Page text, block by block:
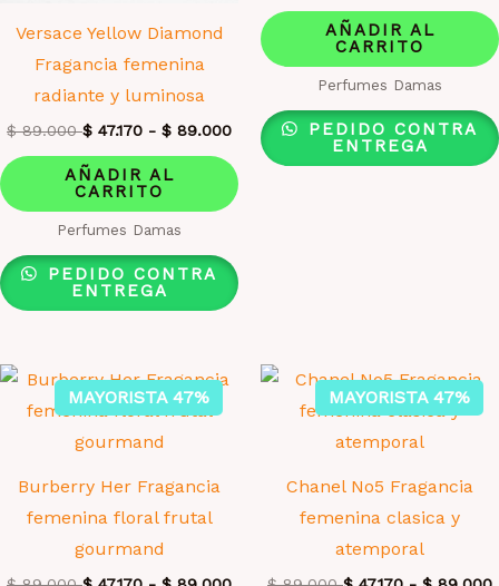
Versace Yellow Diamond
Fragancia femenina
radiante y luminosa
$89.000 $ 47.170 - $ 89.000
AÑADIR AL
CARRITO
Perfumes Damas
PEDIDO CONTRA
ENTREGA
AÑADIR AL
CARRITO
Perfumes Damas
PEDIDO CONTRA
ENTREGA
MAYORISTA 47%
Burberry Her Fragancia
femenina floral frutal
gourmand
MAYORISTA 47%
Chanel No5 Fragancia
femenina clasica y
atemporal